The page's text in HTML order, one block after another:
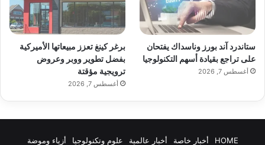
ستاندرد آند بورز وناسداك يفتحان
على تراجع بقيادة أسهم التكنولوجيا
أغسطس 7, 2026
برغر كينغ تعزز مبيعاتها الأميركية
بفضل تطوير ووبر وعروض
ترويجية مؤقتة
أغسطس 7, 2026
HOME أخبار خاصة أخبار عالمية علوم وتكنولوجيا أزياء وموضة